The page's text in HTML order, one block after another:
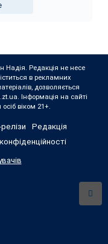
Надія. Редакція не несе
в рекламних
дозволяється
Інформація на сайті
віком 21+.
Редакція